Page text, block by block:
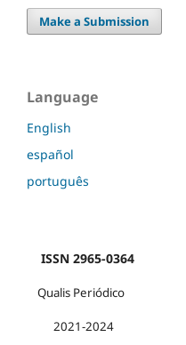
Make a Submission
Language
English
español
português
ISSN 2965-0364
Qualis Periódico
2021-2024